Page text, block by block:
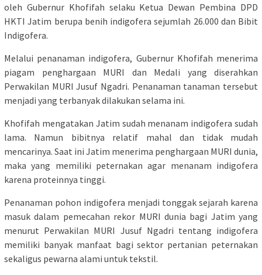
oleh Gubernur Khofifah selaku Ketua Dewan Pembina DPD
HKTI Jatim berupa benih indigofera sejumlah 26.000 dan Bibit
Indigofera.
Melalui penanaman indigofera, Gubernur Khofifah menerima
piagam penghargaan MURI dan Medali yang diserahkan
Perwakilan MURI Jusuf Ngadri. Penanaman tanaman tersebut
menjadi yang terbanyak dilakukan selama ini.
Khofifah mengatakan Jatim sudah menanam indigofera sudah
lama. Namun bibitnya relatif mahal dan tidak mudah
mencarinya. Saat ini Jatim menerima penghargaan MURI dunia,
maka yang memiliki peternakan agar menanam indigofera
karena proteinnya tinggi.
Penanaman pohon indigofera menjadi tonggak sejarah karena
masuk dalam pemecahan rekor MURI dunia bagi Jatim yang
menurut Perwakilan MURI Jusuf Ngadri tentang indigofera
memiliki banyak manfaat bagi sektor pertanian peternakan
sekaligus pewarna alami untuk tekstil.